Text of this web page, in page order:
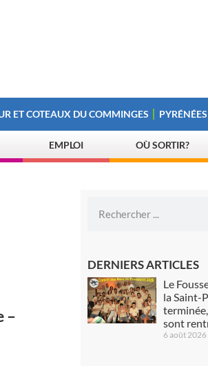
ET COTEAUX DU COMMINGES
EMPLOI OÙ SORTIR?
–
DERNIERS ARTICLES
Le
la Saint-
sont
6 août 2026